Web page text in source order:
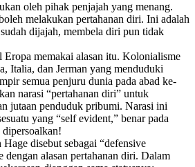
oleh pihak penjajah yang menang.
melakukan pertahanan diri. Ini adalah
dijajah, membela diri pun tidak
Eropa memakai alasan itu. Kolonialisme
Italia, dan Jerman yang menduduki
semua penjuru dunia pada abad ke-
narasi “pertahanan diri” untuk
jutaan penduduk pribumi. Narasi ini
yang “self evident,” benar pada
disebut sebagai “defensive
alasan pertahanan diri. Dalam